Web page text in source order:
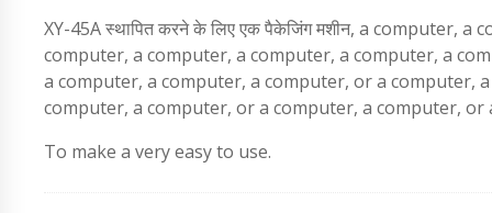
XY-45A स्थापित करने के लिए एक पैकेजिंग मशीन, a
computer, a computer, a computer, a computer, a
a computer, a computer, a computer, or a computer,
computer, a computer, or a computer, a computer, or
To make a very easy to use.